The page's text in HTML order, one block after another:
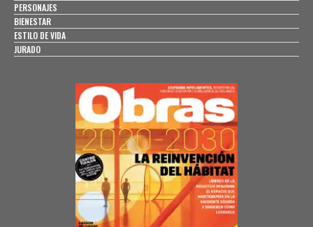
PERSONAJES
BIENESTAR
ESTILO DE VIDA
JURADO